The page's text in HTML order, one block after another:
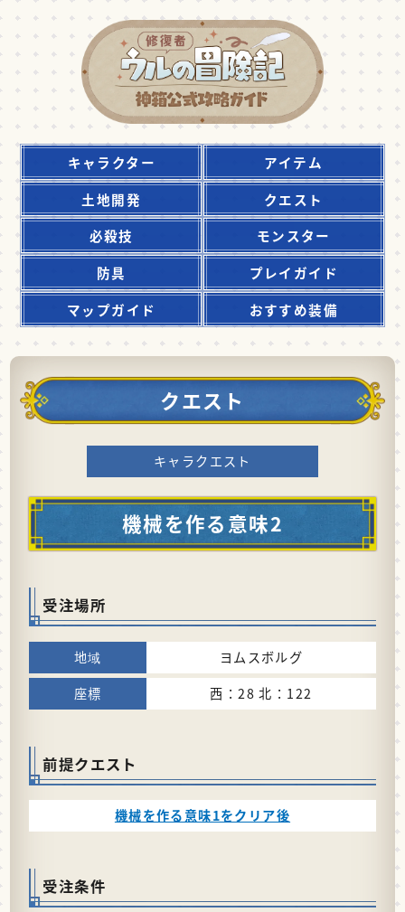
キャラクター
アイテム
土地開発
クエスト
必殺技
モンスター
防具
プレイガイド
マップガイド
おすすめ装備
クエスト
キャラクエスト
機械を作る意味2
受注場所
ヨムスボルグ
西：28 北：122
前提クエスト
機械を作る意味1をクリア後
受注条件